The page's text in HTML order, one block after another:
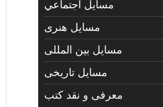
مسايل اجتماعي
مسايل هنری
مسایل بین المللی
مسایل تاریخی
معرفی و نقد کتب